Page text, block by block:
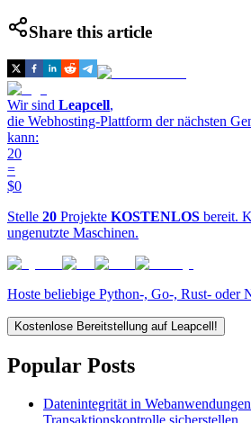
Share this article
Wir sind Leapcell,
die Webhosting-Plattform der nächsten
kann:
20
=
$0
Stelle 20 Projekte KOSTENLOS bereit.
ungenutzte Maschinen.
Hoste beliebige Python-, Go-, Rust- oder
Kostenlose Bereitstellung auf Leapcell!
Popular Posts
Datenintegrität in
Transaktionskontrolle sicherstellen